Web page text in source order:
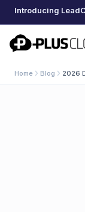
PlusClouds
Home Blog 2026